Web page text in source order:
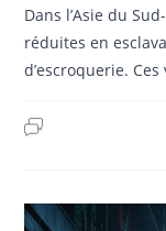
Dans l’Asie du
réduites en
d’escroquerie.